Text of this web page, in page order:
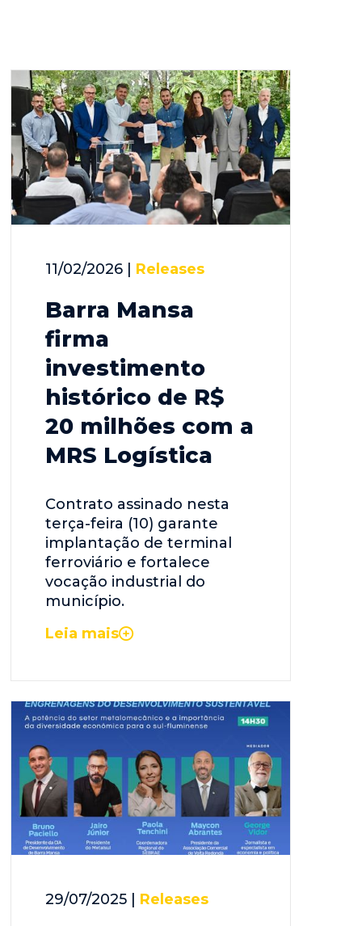
11/02/2026 | Releases
Barra Mansa
firma
investimento
histórico de R$
20 milhões com a
MRS Logística
Contrato assinado nesta
terça-feira (10) garante
implantação de terminal
ferroviário e fortalece
vocação industrial do
município.
Leia mais
29/07/2025 | Releases